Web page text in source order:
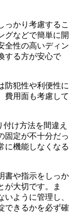
っかり考慮するこ
グなどで簡単に開
全性の高いディン
する方が安心で
防犯性や利便性に
費用面も考慮して
け方法を間違え
固定が不十分だっ
に機能しなくなる
書や指示をしっか
が大切です。ま
ように管理し、
できるかを必ず確